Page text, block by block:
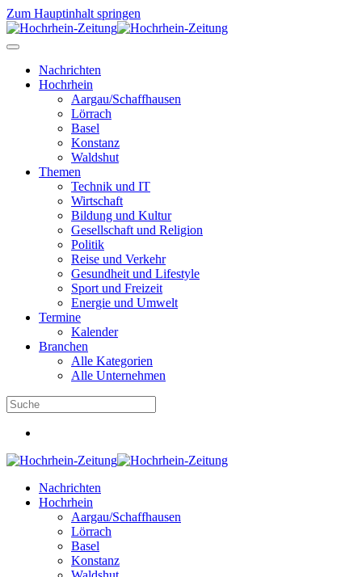
Zum Hauptinhalt springen
Nachrichten
Hochrhein
Aargau/Schaffhausen
Lörrach
Basel
Konstanz
Waldshut
Themen
Technik und IT
Wirtschaft
Bildung und Kultur
Gesellschaft und Religion
Politik
Reise und Verkehr
Gesundheit und Lifestyle
Sport und Freizeit
Energie und Umwelt
Termine
Kalender
Branchen
Alle Kategorien
Alle Unternehmen
Nachrichten
Hochrhein
Aargau/Schaffhausen
Lörrach
Basel
Konstanz